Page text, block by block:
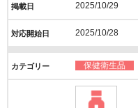
2025/10/29
2025/10/28
保健衛生品